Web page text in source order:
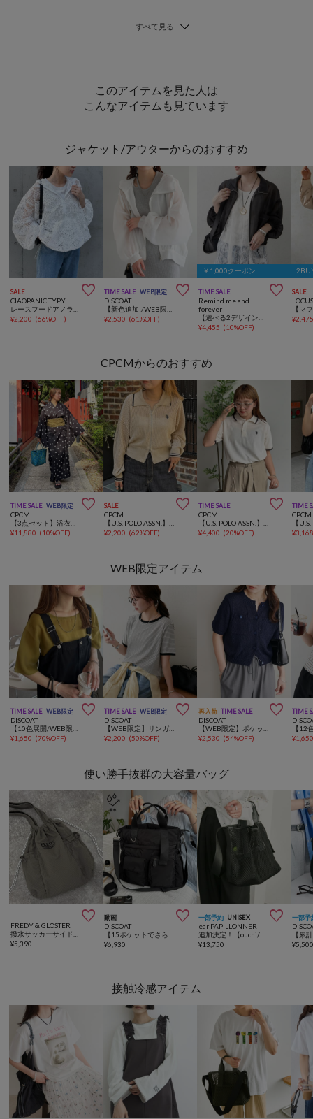
このアイテムを見た人は
こんなアイテムも見ています
ジャケット/アウターからのおすすめ
SALE 
CIAOPANIC TYPY
¥2,200 (66%OFF)
TIME SALE WEB限定 
DISCOAT
¥2,530 (61%OFF)
￥1,000クーポン
TIME SALE 
Remind me and
forever
¥4,455 (10%OFF)
SALE
¥
CPCMからのおすすめ
TIME SALE WEB限定 
CPCM
¥11,880 (10%OFF)
SALE 
CPCM
¥2,200 (62%OFF)
TIME SALE 
CPCM
¥4,400 (20%OFF)
TIME
CPCM
¥
WEB限定アイテム
TIME SALE WEB限定 
DISCOAT
【10色展開/WEB限定】前後2WAYシアー金ボタンプルオーバー
¥1,650 (70%OFF)
TIME SALE WEB限定 
DISCOAT
【WEB限定】リンガーシアーボーダー半袖Tシャツ
¥2,200 (50%OFF)
再入荷 TIME SALE 
DISCOAT
【WEB限定】ポケット付き半袖カーディガン
¥2,530 (54%OFF)
TIME
¥
使い勝手抜群の大容量バッグ

FREDY & GLOSTER
¥5,390
動画 
DISCOAT
¥6,930
一部予約 UNISEX 
ear PAPILLONNER
追加決定！【ouchi/ほし企画】ダイヤメッシュ2WAYトートバッグLサイズ
¥13,750
一部予
¥
接触冷感アイテム